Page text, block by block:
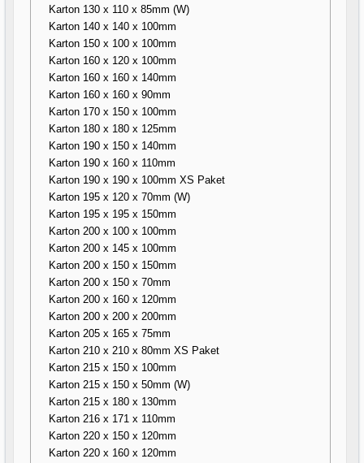
Karton 130 x 110 x 85mm (W)
Karton 140 x 140 x 100mm
Karton 150 x 100 x 100mm
Karton 160 x 120 x 100mm
Karton 160 x 160 x 140mm
Karton 160 x 160 x 90mm
Karton 170 x 150 x 100mm
Karton 180 x 180 x 125mm
Karton 190 x 150 x 140mm
Karton 190 x 160 x 110mm
Karton 190 x 190 x 100mm XS Paket
Karton 195 x 120 x 70mm (W)
Karton 195 x 195 x 150mm
Karton 200 x 100 x 100mm
Karton 200 x 145 x 100mm
Karton 200 x 150 x 150mm
Karton 200 x 150 x 70mm
Karton 200 x 160 x 120mm
Karton 200 x 200 x 200mm
Karton 205 x 165 x 75mm
Karton 210 x 210 x 80mm XS Paket
Karton 215 x 150 x 100mm
Karton 215 x 150 x 50mm (W)
Karton 215 x 180 x 130mm
Karton 216 x 171 x 110mm
Karton 220 x 150 x 120mm
Karton 220 x 160 x 120mm